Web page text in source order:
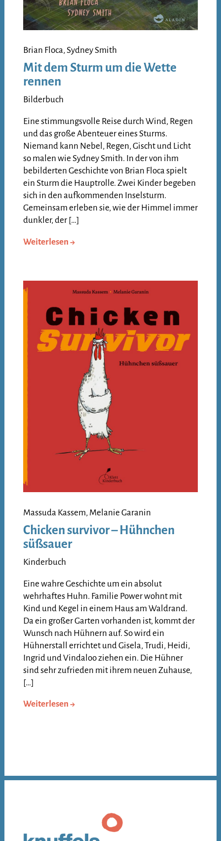
Brian Floca, Sydney Smith
Mit dem Sturm um die Wette
rennen
Bilderbuch
Eine stimmungsvolle Reise durch Wind, Regen
und das große Abenteuer eines Sturms.
Niemand kann Nebel, Regen, Gischt und Licht
so malen wie Sydney Smith. In der von ihm
bebilderten Geschichte von Brian Floca spielt
ein Sturm die Hauptrolle. Zwei Kinder begeben
sich in den aufkommenden Inselsturm.
Gemeinsam erleben sie, wie der Himmel immer
dunkler, der […]
Weiterlesen →
Massuda Kassem, Melanie Garanin
Chicken survivor – Hühnchen
süßsauer
Kinderbuch
Eine wahre Geschichte um ein absolut
wehrhaftes Huhn. Familie Power wohnt mit
Kind und Kegel in einem Haus am Waldrand.
Da ein großer Garten vorhanden ist, kommt der
Wunsch nach Hühnern auf. So wird ein
Hühnerstall errichtet und Gisela, Trudi, Heidi,
Ingrid und Vindaloo ziehen ein. Die Hühner
sind sehr zufrieden mit ihrem neuen Zuhause,
[…]
Weiterlesen →